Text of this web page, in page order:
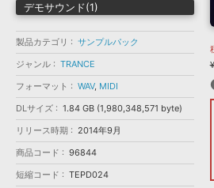
サンプルパック »
ソフトウェア／ツール »
DAW »
効果音 »
ニュースレター »
SONICWIREブログ »
製品サポート情報 »
DTMガイド »
FAQ »
お問い合わせ »
SONOCA
ソフト音源 プラグイン・エフェ
ソフトウェア／ツール
メーカー
フォーマット
ランキング
デモサウンド(1)
製品カテゴリ
サンプルパック
ジャンル
TRANCE
フォーマット
WAV, MIDI
DLサイズ
1.84 GB (1,980,348,571 byte)
リリース時期
2014年9月
商品コード
96844
短縮コード
TEPD024